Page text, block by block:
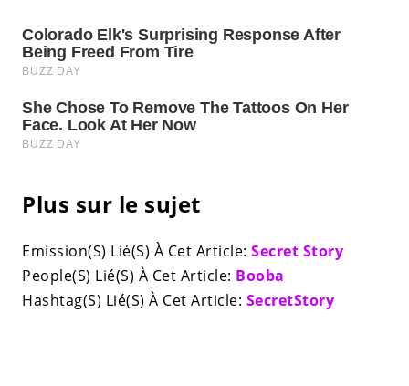
Plus sur le sujet
Emission(S) Lié(S) À Cet Article: Secret Story
People(S) Lié(S) À Cet Article: Booba
Hashtag(S) Lié(S) À Cet Article: SecretStory